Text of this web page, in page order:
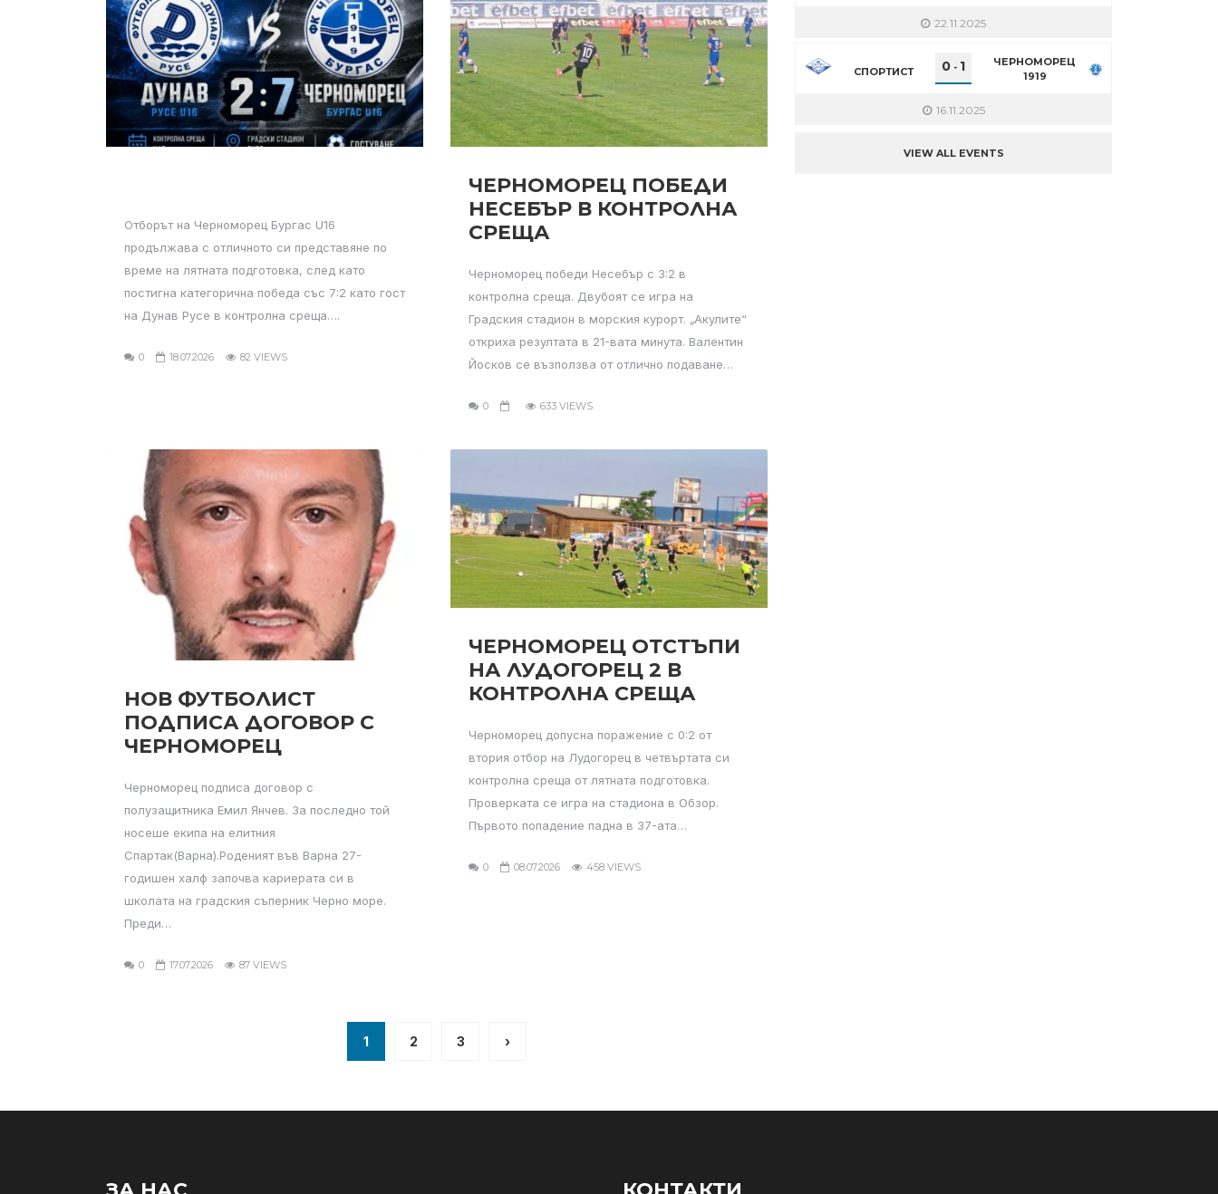
Отборът на Черноморец Бургас U16
продължава с отличното си представяне по
време на лятната подготовка, след като
постигна категорична победа със 7:2 като гост
на Дунав Русе в контролна среща….
0 18.07.2026 82 VIEWS
ЧЕРНОМОРЕЦ ПОБЕДИ
НЕСЕБЪР В КОНТРОЛНА
СРЕЩА
Черноморец победи Несебър с 3:2 в
контролна среща. Двубоят се игра на
Градския стадион в морския курорт. „Акулите“
откриха резултата в 21-вата минута. Валентин
Йосков се възползва от отлично подаване…
0 633 VIEWS
НОВ ФУТБОЛИСТ
ПОДПИСА ДОГОВОР С
ЧЕРНОМОРЕЦ
Черноморец подписа договор с
полузащитника Емил Янчев. За последно той
носеше екипа на елитния
Спартак(Варна).Роденият във Варна 27-
годишен халф започва кариерата си в
школата на градския съперник Черно море.
Преди…
0 17.07.2026 87 VIEWS
ЧЕРНОМОРЕЦ ОТСТЪПИ
НА ЛУДОГОРЕЦ 2 В
КОНТРОЛНА СРЕЩА
Черноморец допусна поражение с 0:2 от
втория отбор на Лудогорец в четвъртата си
контролна среща от лятната подготовка.
Проверката се игра на стадиона в Обзор.
Първото попадение падна в 37-ата…
0 08.07.2026 458 VIEWS
1 2 3 ›
22.11.2025
СПОРТИСТ 0 - 1
ЧЕРНОМОРЕЦ
1919
16.11.2025
VIEW ALL EVENTS